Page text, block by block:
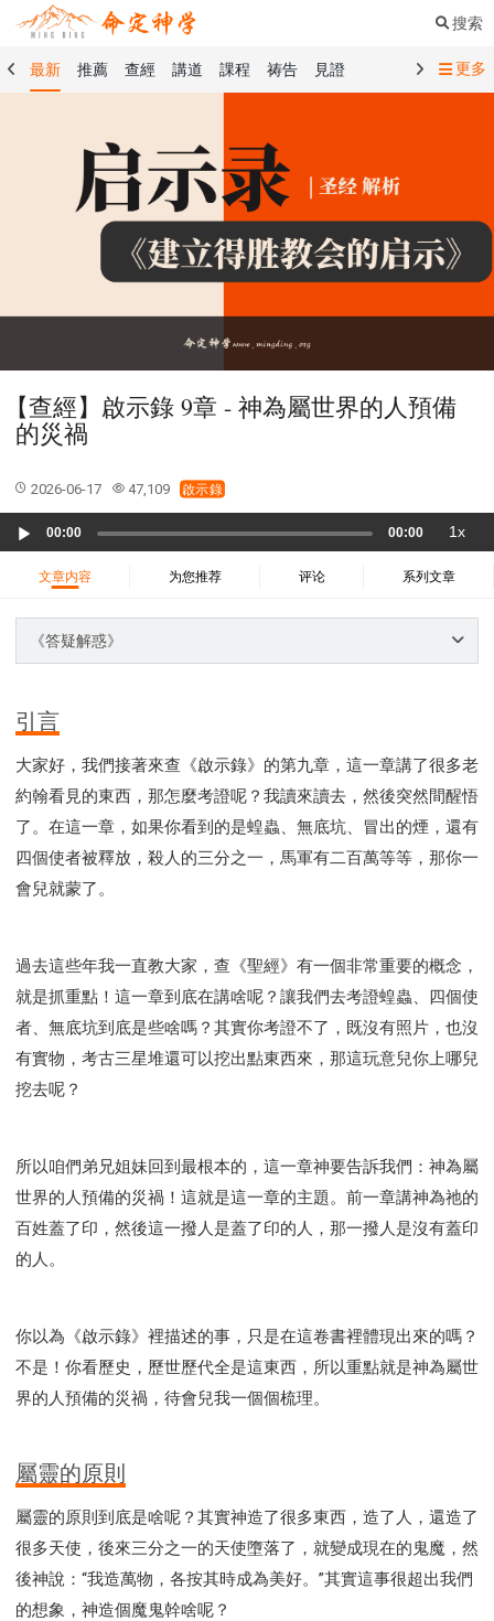
搜索
最新 推薦 查經 講道 課程 祷告
見證
101課程 創世記 馬太福音
洗禮禮文
聖餐禮文 01 創世記
02 出埃及記
04 民數記 05 申命記
06 約書亞記
08 路得記
09 撒母耳記上
16 尼希米記
19 詩篇
20 箴言 21 傳道書
23 以賽亞書
25 耶利米哀歌
27 但以理書
28 何西阿書
29 約珥書
37 哈該書
38 撒迦利亞書
40 馬太福音
41 馬可福音
42 路加福音
49 以弗所書
52 帖撒羅尼迦前書
53 帖撒羅尼迦後書
57 腓利門書
63 約翰二書
64 約翰三書 66 啟示錄
聖經故事
教會
爭戰 信望愛 學習
時間管理和學習方法
愛神
喜樂 管理 信仰根基 命定
建立榮耀教會
趕鬼
認識魔鬼的詭計
神所喜悅的人
彰顯神憤怒的器皿
使徒保羅的神學體系
屬靈的世界
耶穌基督的喜訊
智慧與悟性
從轄制中得自由
破除屬世界的價值觀
"如何"
屬靈人的好習慣
打開天上祝福的窗口
神蹟系列
愚蠢系列 戰勝撒旦系列
得勝的性格
耶和華是引導我的牧羊人。
004課程 - 華人命定神學理念
101課程 - 從尋求到信徒
102課程 - 醫治釋放中階
103課程 - 聖經學習中階
201課程 - 從信徒到門徒
301課程 - 領袖實操課程
Y132課程 - 職業策劃
Y133課程 - 活出豐盛
Y134課程 - 動手實驗室
Y135課程 - 做人做事
Y136課程 - 如何學習
研習會01 - 醫治釋放
研習會01 - 得勝教會的啟示
研習會02 - 醫治釋放
研習會02 - 得著命定成為祝福
研習會02 - 得勝教會的啟示
研習會02 - 教會的牧養
研習會03 - 醫治釋放特會
研習會03 - 成為門徒特會
更多
【查經】啟示錄 9章 - 神為屬世界的人預備
的災禍
2026-06-17 47,109 啟示錄
Player
00:00 00:00 1x
文章内容 为您推荐 评论 系列文章
《答疑解惑》
引言
大家好，我們接著來查《啟示錄》的第九章，這一章講了很多老
約翰看見的東西，那怎麼考證呢？我讀來讀去，然後突然間醒悟
了。在這一章，如果你看到的是蝗蟲、無底坑、冒出的煙，還有
四個使者被釋放，殺人的三分之一，馬軍有二百萬等等，那你一
會兒就蒙了。
過去這些年我一直教大家，查《聖經》有一個非常重要的概念，
就是抓重點！這一章到底在講啥呢？讓我們去考證蝗蟲、四個使
者、無底坑到底是些啥嗎？其實你考證不了，既沒有照片，也沒
有實物，考古三星堆還可以挖出點東西來，那這玩意兒你上哪兒
挖去呢？
所以咱們弟兄姐妹回到最根本的，這一章神要告訴我們：神為屬
世界的人預備的災禍！這就是這一章的主題。前一章講神為祂的
百姓蓋了印，然後這一撥人是蓋了印的人，那一撥人是沒有蓋印
的人。
你以為《啟示錄》裡描述的事，只是在這卷書裡體現出來的嗎？
不是！你看歷史，歷世歷代全是這東西，所以重點就是神為屬世
界的人預備的災禍，待會兒我一個個梳理。
屬靈的原則
屬靈的原則到底是啥呢？其實神造了很多東西，造了人，還造了
很多天使，後來三分之一的天使墮落了，就變成現在的鬼魔，然
後神說：“我造萬物，各按其時成為美好。”其實這事很超出我們
的想象，神造個魔鬼幹啥呢？